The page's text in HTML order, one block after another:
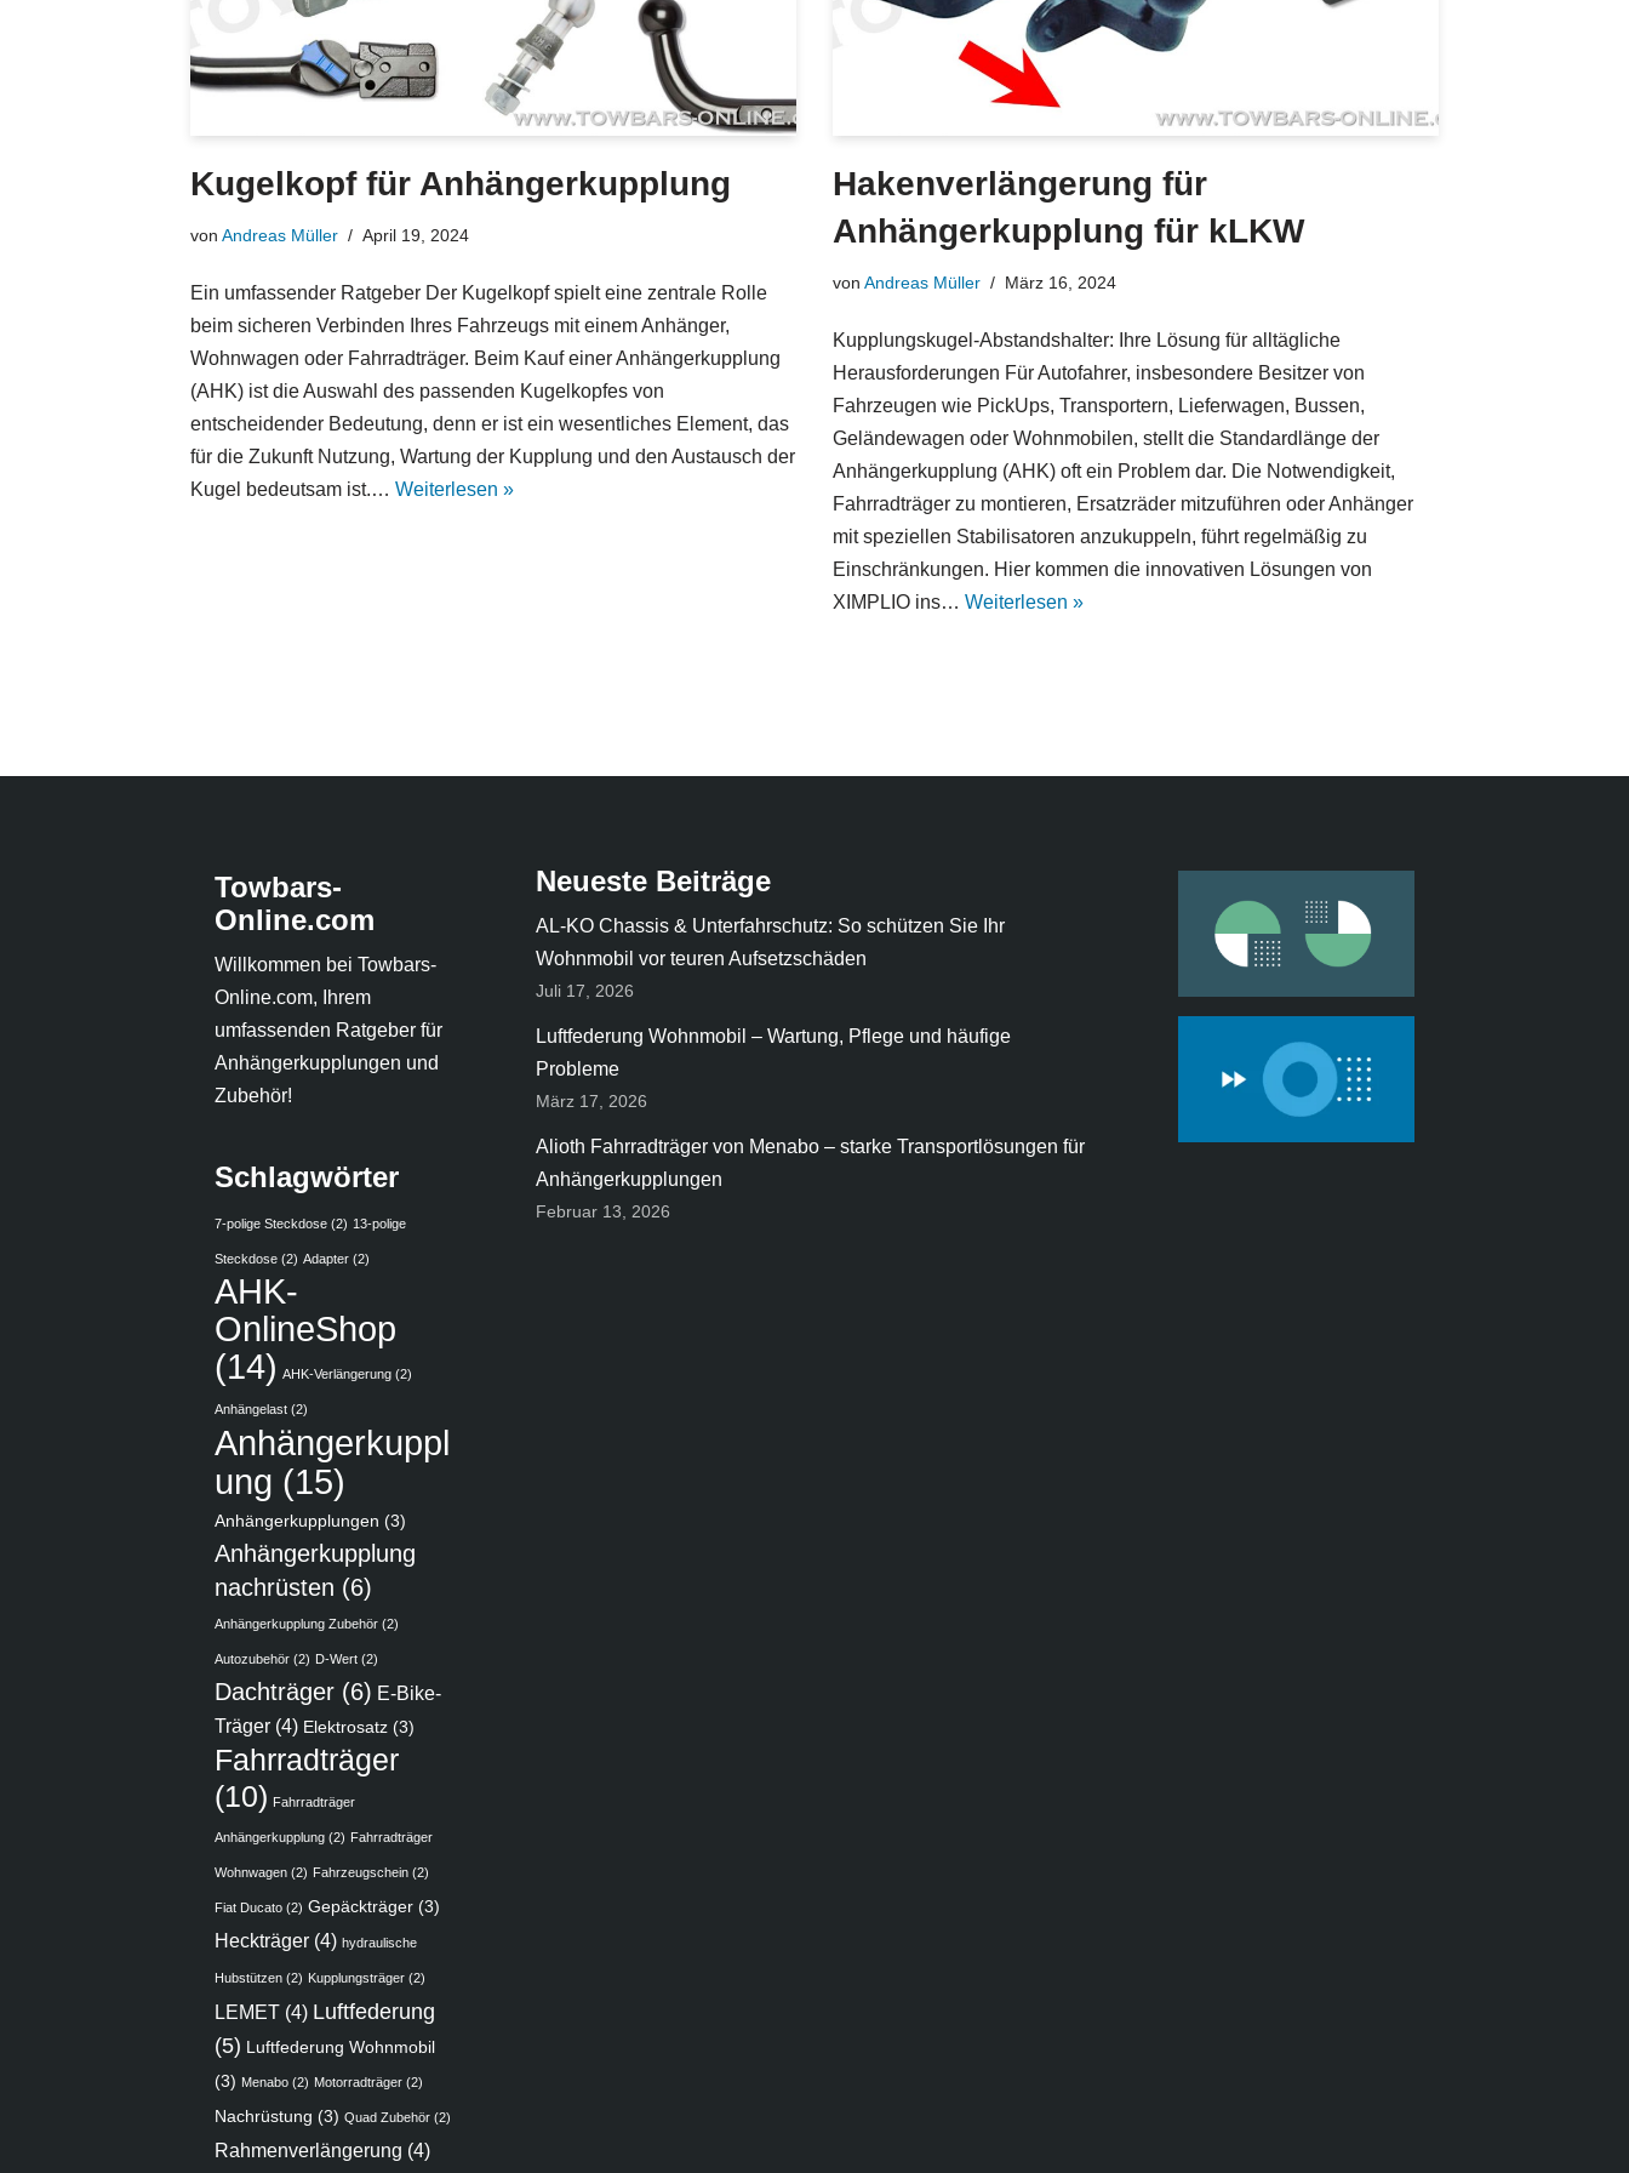
Kugelkopf für Anhängerkupplung
von Andreas Müller April 19, 2024
Ein umfassender Ratgeber Der Kugelkopf spielt eine zentrale Rolle
beim sicheren Verbinden Ihres Fahrzeugs mit einem Anhänger,
Wohnwagen oder Fahrradträger. Beim Kauf einer Anhängerkupplung
(AHK) ist die Auswahl des passenden Kugelkopfes von
entscheidender Bedeutung, denn er ist ein wesentliches Element, das
für die Zukunft Nutzung, Wartung der Kupplung und den Austausch der
Kugel bedeutsam ist.… Weiterlesen »
Hakenverlängerung für
Anhängerkupplung für kLKW
von Andreas Müller März 16, 2024
Kupplungskugel-Abstandshalter: Ihre Lösung für alltägliche
Herausforderungen Für Autofahrer, insbesondere Besitzer von
Fahrzeugen wie PickUps, Transportern, Lieferwagen, Bussen,
Geländewagen oder Wohnmobilen, stellt die Standardlänge der
Anhängerkupplung (AHK) oft ein Problem dar. Die Notwendigkeit,
Fahrradträger zu montieren, Ersatzräder mitzuführen oder Anhänger
mit speziellen Stabilisatoren anzukuppeln, führt regelmäßig zu
Einschränkungen. Hier kommen die innovativen Lösungen von
XIMPLIO ins… Weiterlesen »
Towbars-
Online.com
Willkommen bei Towbars-
Online.com, Ihrem
umfassenden Ratgeber für
Anhängerkupplungen und
Zubehör!
Schlagwörter
7-polige Steckdose (2) 13-polige
Steckdose (2) Adapter (2)
AHK-
OnlineShop
(14) AHK-Verlängerung (2)
Anhängelast (2)
Anhängerkuppl
ung (15)
Anhängerkupplungen (3)
Anhängerkupplung
nachrüsten (6)
Anhängerkupplung Zubehör (2)
Autozubehör (2) D-Wert (2)
Dachträger (6) E-Bike-
Träger (4) Elektrosatz (3)
Fahrradträger
(10) Fahrradträger
Anhängerkupplung (2) Fahrradträger
Wohnwagen (2) Fahrzeugschein (2)
Fiat Ducato (2) Gepäckträger (3)
Heckträger (4) hydraulische
Hubstützen (2) Kupplungsträger (2)
LEMET (4) Luftfederung
(5) Luftfederung Wohnmobil
(3) Menabo (2) Motorradträger (2)
Nachrüstung (3) Quad Zubehör (2)
Rahmenverlängerung (4)
Neueste Beiträge
AL-KO Chassis & Unterfahrschutz: So schützen Sie Ihr
Wohnmobil vor teuren Aufsetzschäden
Juli 17, 2026
Luftfederung Wohnmobil – Wartung, Pflege und häufige
Probleme
März 17, 2026
Alioth Fahrradträger von Menabo – starke Transportlösungen für
Anhängerkupplungen
Februar 13, 2026